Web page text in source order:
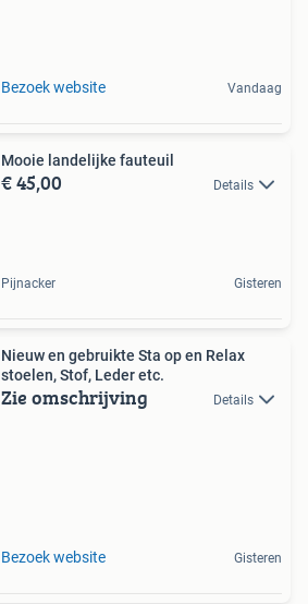
Bezoek website Vandaag
Mooie landelijke fauteuil
€ 45,00 Details
Pijnacker Gisteren
Nieuw en gebruikte Sta op en Relax
stoelen, Stof, Leder etc.
Zie omschrijving Details
Bezoek website Gisteren